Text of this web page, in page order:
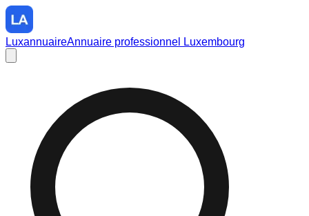
LuxannuaireAnnuaire professionnel Luxembourg